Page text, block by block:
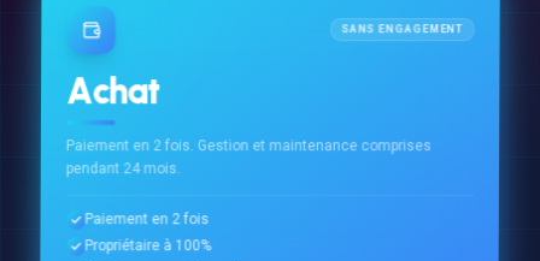
SANS ENGAGEMENT
Achat
Paiement en 2 fois. Gestion et maintenance comprises
pendant 24 mois.
Paiement en 2 fois
Propriétaire à 100%